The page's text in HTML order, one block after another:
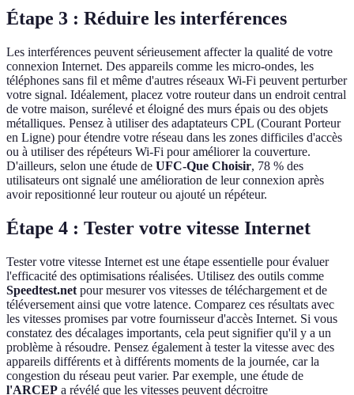
Étape 3 : Réduire les interférences
Les interférences peuvent sérieusement affecter la qualité de votre
connexion Internet. Des appareils comme les micro-ondes, les
téléphones sans fil et même d'autres réseaux Wi-Fi peuvent perturber
votre signal. Idéalement, placez votre routeur dans un endroit central
de votre maison, surélevé et éloigné des murs épais ou des objets
métalliques. Pensez à utiliser des adaptateurs CPL (Courant Porteur
en Ligne) pour étendre votre réseau dans les zones difficiles d'accès
ou à utiliser des répéteurs Wi-Fi pour améliorer la couverture.
D'ailleurs, selon une étude de UFC-Que Choisir, 78 % des
utilisateurs ont signalé une amélioration de leur connexion après
avoir repositionné leur routeur ou ajouté un répéteur.
Étape 4 : Tester votre vitesse Internet
Tester votre vitesse Internet est une étape essentielle pour évaluer
l'efficacité des optimisations réalisées. Utilisez des outils comme
Speedtest.net pour mesurer vos vitesses de téléchargement et de
téléversement ainsi que votre latence. Comparez ces résultats avec
les vitesses promises par votre fournisseur d'accès Internet. Si vous
constatez des décalages importants, cela peut signifier qu'il y a un
problème à résoudre. Pensez également à tester la vitesse avec des
appareils différents et à différents moments de la journée, car la
congestion du réseau peut varier. Par exemple, une étude de
l'ARCEP a révélé que les vitesses peuvent décroitre